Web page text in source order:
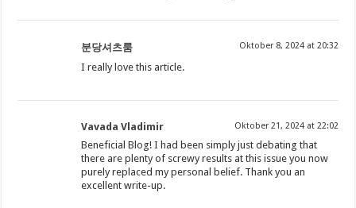
분당셔츠룸 Oktober 8, 2024 at 20:32
I really love this article.
Vavada Vladimir Oktober 21, 2024 at 22:02
Beneficial Blog! I had been simply just debating that
there are plenty of screwy results at this issue you now
purely replaced my personal belief. Thank you an
excellent write-up.